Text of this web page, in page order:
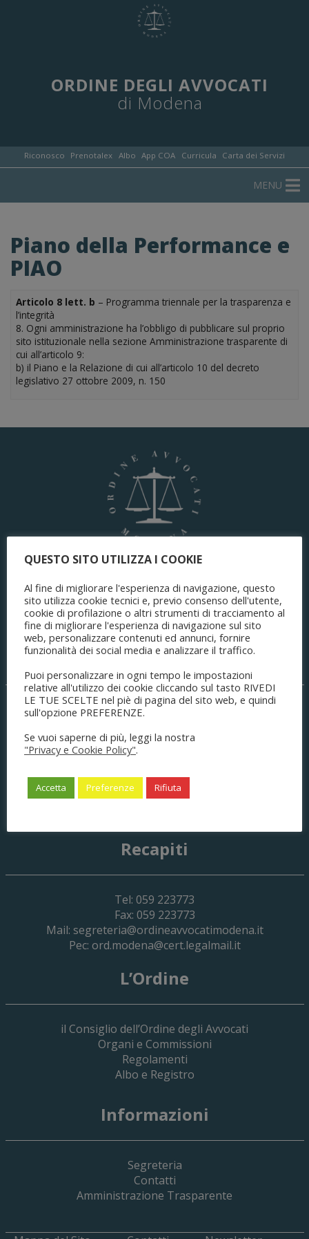
ORDINE DEGLI AVVOCATI
di Modena
Riconosco Prenotalex Albo App COA Curricula Carta dei Servizi
MENU
Piano della Performance e
PIAO
Articolo 8 lett. b – Programma triennale per la trasparenza e
l’integrità
8. Ogni amministrazione ha l’obbligo di pubblicare sul proprio
sito istituzionale nella sezione Amministrazione trasparente di
cui all’articolo 9:
b) il Piano e la Relazione di cui all’articolo 10 del decreto
legislativo 27 ottobre 2009, n. 150
ORDINE DEGLI AVVOCATI
di Modena
Sede legale
Palazzo di Giustizia
41121Modena (MO) Italia
C.F. 80008490361
cod.un.fatturaz.: UFPJXM
no CIG
Recapiti
Tel: 059 223773
Fax: 059 223773
Mail: segreteria@ordineavvocatimodena.it
Pec: ord.modena@cert.legalmail.it
L’Ordine
il Consiglio dell’Ordine degli Avvocati
Organi e Commissioni
Regolamenti
Albo e Registro
Informazioni
Segreteria
Contatti
Amministrazione Trasparente
QUESTO SITO UTILIZZA I COOKIE
Al fine di migliorare l'esperienza di navigazione, questo
sito utilizza cookie tecnici e, previo consenso dell'utente,
cookie di profilazione o altri strumenti di tracciamento al
fine di migliorare l'esperienza di navigazione sul sito
web, personalizzare contenuti ed annunci, fornire
funzionalità dei social media e analizzare il traffico.
Puoi personalizzare in ogni tempo le impostazioni
relative all'utilizzo dei cookie cliccando sul tasto RIVEDI
LE TUE SCELTE nel piè di pagina del sito web, e quindi
sull'opzione PREFERENZE.
Se vuoi saperne di più, leggi la nostra
"Privacy e Cookie Policy".
Accetta Preferenze Rifiuta